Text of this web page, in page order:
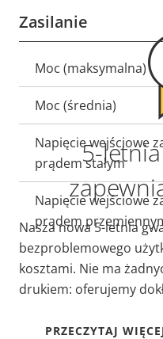
Zasilanie
Opis
nieruchomości
Moc (maksymalna)
Moc (średnia)
Napięcie wejściowe
prądem stałym
Napięcie wejściowe
prądem
5-
Nasza nowa 5-letnia
bezproblemowego
kosztami. Nie ma
drukiem: oferujemy
PRZECZYTAJ